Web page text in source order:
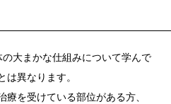
大まかな仕組みについて学んで
は異なります。
を受けている部位がある方、